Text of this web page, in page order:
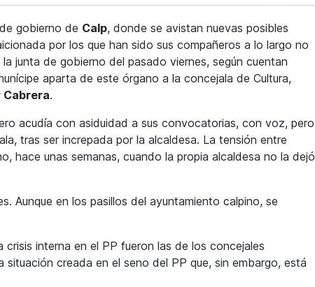
gobierno de Calp, donde se avistan nuevas posibles
por los que han sido sus compañeros a lo largo no
junta de gobierno del pasado viernes, según cuentan
aparta de este órgano a la concejala de Cultura,
Cabrera.
acudía con asiduidad a sus convocatorias, con voz, pero
tras ser increpada por la alcaldesa. La tensión entre
hace unas semanas, cuando la propia alcaldesa no la dejó
Aunque en los pasillos del ayuntamiento calpino, se
interna en el PP fueron las de los concejales
creada en el seno del PP que, sin embargo, está